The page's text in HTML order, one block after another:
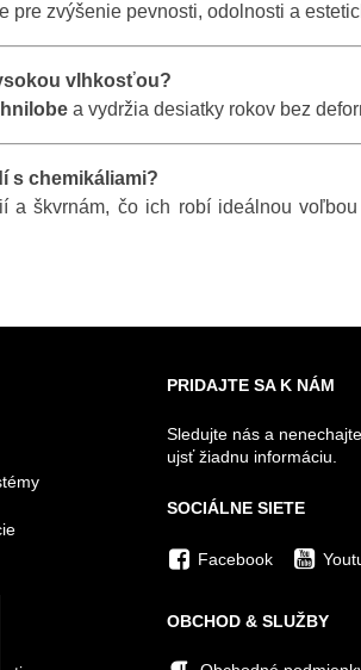
pre zvýšenie pevnosti, odolnosti a
vlhkosťou?
a vydržia desiatky rokov bez
s chemikáliami?
a škvrnám, čo ich robí ideálnou
PRIDAJTE SA K NÁM
Sledujte nás a
ujsť žiadnu informáciu.
SOCIÁLNE SIETE
Facebook
OBCHOD & SLUŽBY